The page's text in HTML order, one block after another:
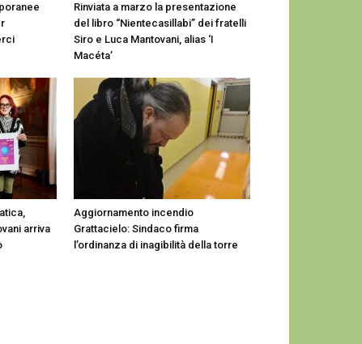
Rinviata a marzo la presentazione
del libro “Nientecasillabi” dei fratelli
Siro e Luca Mantovani, alias ‘I
Macéta’
arriva
Aggiornamento incendio
Grattacielo: Sindaco firma
l’ordinanza di inagibilità della torre